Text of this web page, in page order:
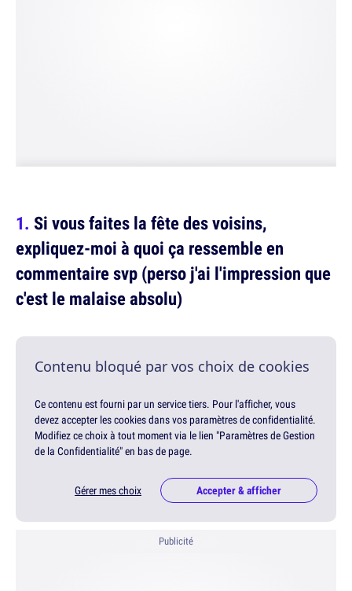
Si vous faites la fête des voisins,
expliquez-moi à quoi ça ressemble en
commentaire svp (perso j'ai l'impression que
c'est le malaise absolu)
Contenu bloqué par vos choix de cookies
Ce contenu est fourni par un service tiers. Pour l'afficher, vous
devez accepter les cookies dans vos paramètres de confidentialité.
Modifiez ce choix à tout moment via le lien "Paramètres de Gestion
de la Confidentialité" en bas de page.
Gérer mes choix Accepter & afficher
Publicité